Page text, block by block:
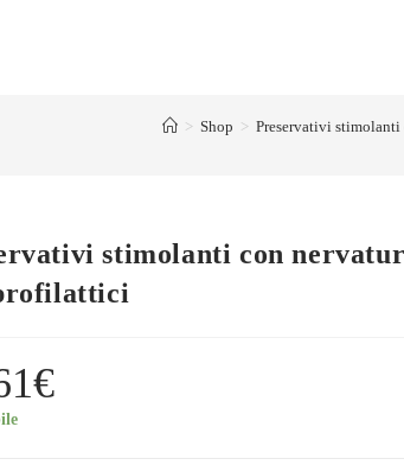
> Shop > Preservativi
stimolanti con
€